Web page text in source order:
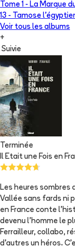
Tome 1 - La Marque
13 -
Tamose
Voir tous les albums
+
Suivie
Terminée
Il Etait une Fois en
Les heures sombres
Vallée sans fards ni
en France conte
devenu l'homme le
Ferrailleur, collabo,
d'autres un héros.